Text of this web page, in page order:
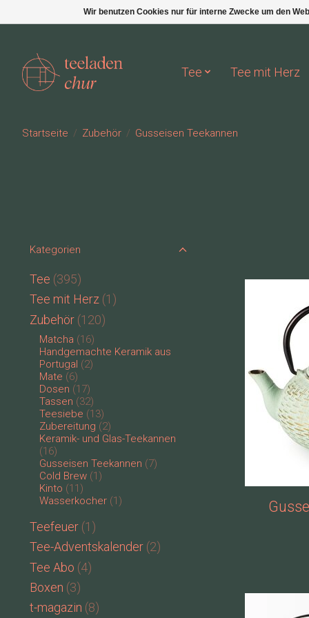
Tee Tee mit Herz
Startseite / Zubehör / Gusseisen Teekannen
Kategorien
Tee (395)
Tee mit Herz (1)
Zubehör (120)
Matcha (16)
Handgemachte Keramik aus
Portugal (2)
Mate (6)
Dosen (17)
Tassen (32)
Teesiebe (13)
Zubereitung (2)
Keramik- und Glas-Teekannen
(16)
Gusseisen Teekannen (7)
Cold Brew (1)
Kinto (11)
Wasserkocher (1)
Teefeuer (1)
Tee-Adventskalender (2)
Tee Abo (4)
Boxen (3)
t-magazin (8)
Wir benutzen Cookies nur für interne Zwecke um den